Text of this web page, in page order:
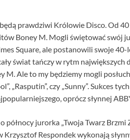
prawdziwi Królowie Disco. Od
Boney M. Mogli świętować swój
Square, ale postanowili swoje
świat tańczy w rytm
M. Ale to my będziemy mogli
„Rasputin”, czy „Sunny”. Sukces
oprócz słynnej
północy jurorka „Twoja Twarz
Krzysztof Respondek wykonają